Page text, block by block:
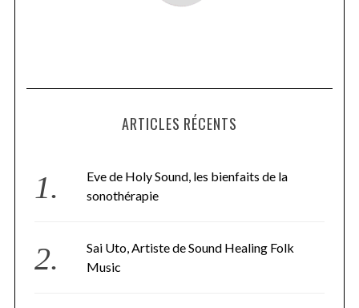
ARTICLES RÉCENTS
Eve de Holy Sound, les bienfaits de la
sonothérapie
Sai Uto, Artiste de Sound Healing Folk
Music